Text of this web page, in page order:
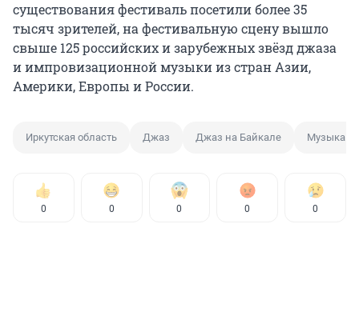
существования фестиваль посетили более 35
тысяч зрителей, на фестивальную сцену вышло
свыше 125 российских и зарубежных звёзд джаза
и импровизационной музыки из стран Азии,
Америки, Европы и России.
Иркутская область Джаз Джаз на Байкале Музыка
0 0 0 0 0